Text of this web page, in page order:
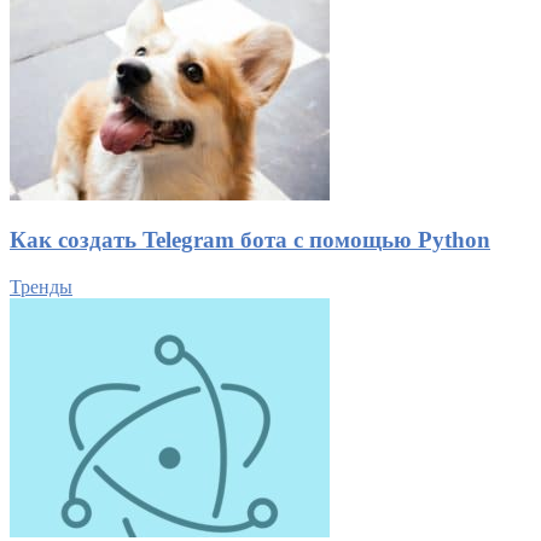
Как создать Telegram бота с помощью Python
Тренды